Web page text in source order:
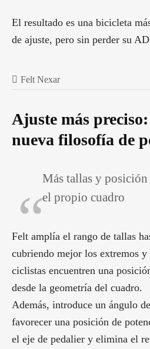
El resultado es una bicicleta
de ajuste, pero sin perder su
Felt Nexar
Ajuste más
nueva filosofía de
Más tallas y
el propio cuadro
Felt amplía el rango de tallas
cubriendo mejor los extremos
ciclistas encuentren una
desde la geometría del cuadro.
Además, introduce un ángulo
favorecer una posición de
el eje de pedalier y elimina el